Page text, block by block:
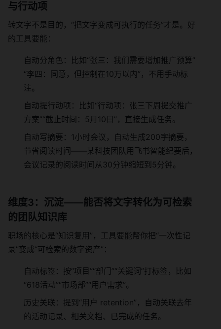
与行动项
转文字不是目的，“把文字变成可执行的任务”才是。好
的工具要能：
自动分角色：比如“张三：我们需要增加推广预算”
“李四：同意，但控制在10万以内”，不用手动标
注。
自动提行动项：比如“行动项：张三下周提交推广
方案”“截止时间：5月10日”，直接生成任务。
自动写摘要：1小时会议，自动生成200字摘要，
节省阅读时间——某科技团队用飞书智能纪要后，
会议记录的阅读时间从30分钟缩短到5分钟。
维度3：沉淀——能否将文字转化为可检索
的团队知识库
职场的核心是“知识复用”，工具要能帮你把“一次性记
录”变成“可检索的数字资产”：
自动标签：按“项目”“部门”“关键词”打标签，比如
“618活动”“市场部”“用户需求”。
历史关联：提到“用户 retention”，自动关联去年
的活动记录、相关文档、已完成的任务。